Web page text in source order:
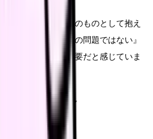
全ての感情を自分のものとして抱え
時には『これは私の問題ではない』
続けるためには必要だと感じていま
ミュニケーション
キルの向上